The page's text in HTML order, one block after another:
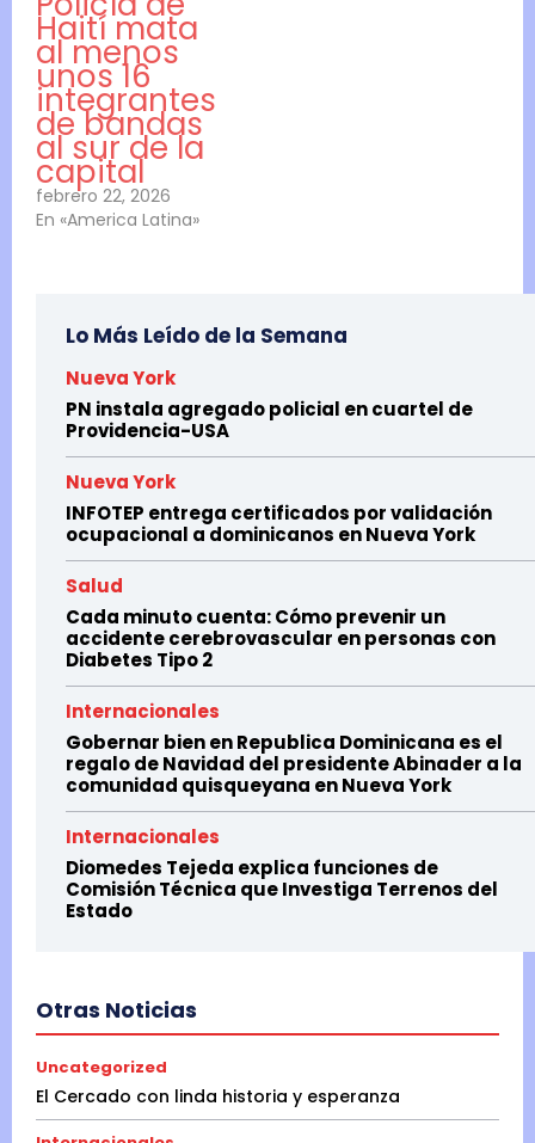
Haití mata
al menos
unos 16
integrantes
de bandas
al sur de la
capital
febrero 22, 2026
En «America Latina»
Lo Más Leído de la Semana
Nueva York
PN instala agregado policial en cuartel de
Providencia-USA
Nueva York
INFOTEP entrega certificados por validación
ocupacional a dominicanos en Nueva York
Salud
Cada minuto cuenta: Cómo prevenir un
accidente cerebrovascular en personas con
Diabetes Tipo 2
Internacionales
Gobernar bien en Republica Dominicana es el
regalo de Navidad del presidente Abinader a la
comunidad quisqueyana en Nueva York
Internacionales
Diomedes Tejeda explica funciones de
Comisión Técnica que Investiga Terrenos del
Estado
Otras Noticias
Uncategorized
El Cercado con linda historia y esperanza